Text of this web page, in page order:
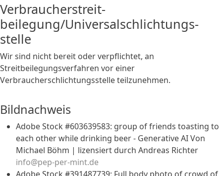
Verbraucher­streit­
beilegung/Universal­schlichtungs­
stelle
Wir sind nicht bereit oder verpflichtet, an
Streitbeilegungsverfahren vor einer
Verbraucherschlichtungsstelle teilzunehmen.
Bildnachweis
Adobe Stock #603639583: group of friends toasting to
each other while drinking beer - Generative AI Von
Michael Böhm | lizensiert durch Andreas Richter
info@pep-per-mint.de